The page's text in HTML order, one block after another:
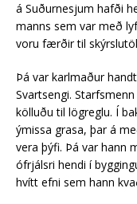
á Suðurnesjum hafði
manns sem var með
voru færðir til
Þá var karlmaður
Svartsengi.
kölluðu til lögreglu. Í
ýmissa grasa, þar á
vera þýfi. Þá var hann
ófrjálsri hendi í
hvítt efni sem hann